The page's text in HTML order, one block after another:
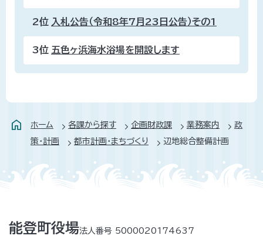
2位 入札公告（令和8年7月23日公告）その1
3位 五色ヶ浜海水浴場を開設します
ホーム 各課から探す 企画財政課 業務案内
政
策・計画
都市計画・まちづくり 辺地総合整備計画
能登町役場法人番号 5000020174637